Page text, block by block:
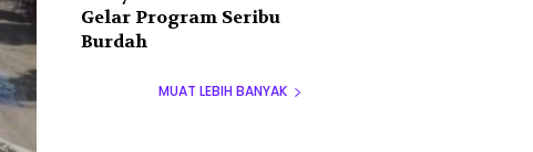
Gelar Program Seribu
Burdah
MUAT LEBIH BANYAK